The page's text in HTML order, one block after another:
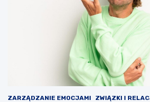
ZARZĄDZANIE EMOCJAMI ZWIĄZKI I